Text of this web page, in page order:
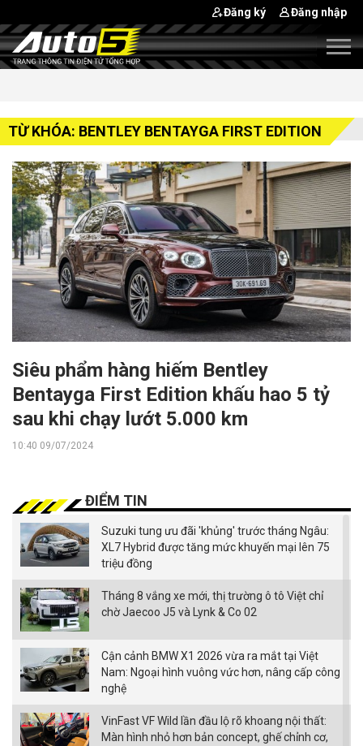
Đăng ký Đăng nhập
TỪ KHÓA: BENTLEY BENTAYGA FIRST EDITION
Siêu phẩm hàng hiếm Bentley
Bentayga First Edition khấu hao 5 tỷ
sau khi chạy lướt 5.000 km
10:40 09/07/2024
ĐIỂM TIN
Suzuki tung ưu đãi 'khủng' trước tháng Ngâu:
XL7 Hybrid được tăng mức khuyến mại lên 75
triệu đồng
Tháng 8 vắng xe mới, thị trường ô tô Việt chỉ
chờ Jaecoo J5 và Lynk & Co 02
Cận cảnh BMW X1 2026 vừa ra mắt tại Việt
Nam: Ngoại hình vuông vức hơn, nâng cấp công
nghệ
VinFast VF Wild lần đầu lộ rõ khoang nội thất:
Màn hình nhỏ hơn bản concept, ghế chỉnh cơ,